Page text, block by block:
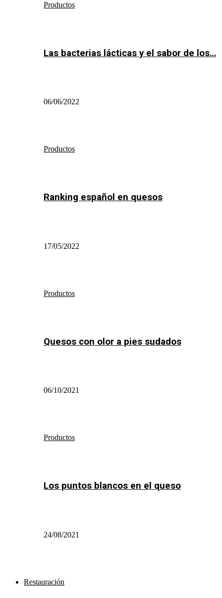
Productos
Las bacterias lácticas y el sabor de los…
06/06/2022
Productos
Ranking español en quesos
17/05/2022
Productos
Quesos con olor a pies sudados
06/10/2021
Productos
Los puntos blancos en el queso
24/08/2021
Restauración